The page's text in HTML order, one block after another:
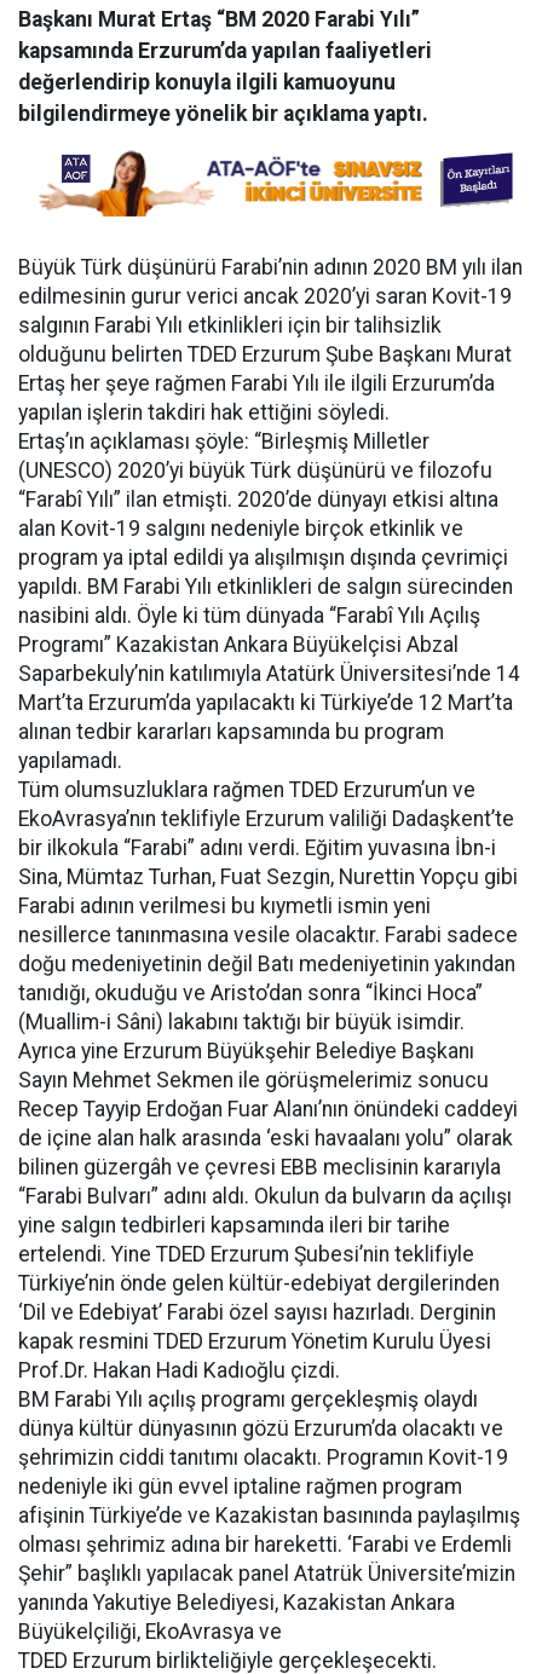
Başkanı Murat Ertaş “BM 2020 Farabi Yılı”
kapsamında Erzurum’da yapılan faaliyetleri
değerlendirip konuyla ilgili kamuoyunu
bilgilendirmeye yönelik bir açıklama yaptı.
Büyük Türk düşünürü Farabi’nin adının 2020 BM yılı ilan
edilmesinin gurur verici ancak 2020’yi saran Kovit-19
salgının Farabi Yılı etkinlikleri için bir talihsizlik
olduğunu belirten TDED Erzurum Şube Başkanı Murat
Ertaş her şeye rağmen Farabi Yılı ile ilgili Erzurum’da
yapılan işlerin takdiri hak ettiğini söyledi.
Ertaş’ın açıklaması şöyle: “Birleşmiş Milletler
(UNESCO) 2020’yi büyük Türk düşünürü ve filozofu
“Farabî Yılı” ilan etmişti. 2020’de dünyayı etkisi altına
alan Kovit-19 salgını nedeniyle birçok etkinlik ve
program ya iptal edildi ya alışılmışın dışında çevrimiçi
yapıldı. BM Farabi Yılı etkinlikleri de salgın sürecinden
nasibini aldı. Öyle ki tüm dünyada “Farabî Yılı Açılış
Programı” Kazakistan Ankara Büyükelçisi Abzal
Saparbekuly’nin katılımıyla Atatürk Üniversitesi’nde 14
Mart’ta Erzurum’da yapılacaktı ki Türkiye’de 12 Mart’ta
alınan tedbir kararları kapsamında bu program
yapılamadı.
Tüm olumsuzluklara rağmen TDED Erzurum’un ve
EkoAvrasya’nın teklifiyle Erzurum valiliği Dadaşkent’te
bir ilkokula “Farabi” adını verdi. Eğitim yuvasına İbn-i
Sina, Mümtaz Turhan, Fuat Sezgin, Nurettin Yopçu gibi
Farabi adının verilmesi bu kıymetli ismin yeni
nesillerce tanınmasına vesile olacaktır. Farabi sadece
doğu medeniyetinin değil Batı medeniyetinin yakından
tanıdığı, okuduğu ve Aristo’dan sonra “İkinci Hoca”
(Muallim-i Sâni) lakabını taktığı bir büyük isimdir.
Ayrıca yine Erzurum Büyükşehir Belediye Başkanı
Sayın Mehmet Sekmen ile görüşmelerimiz sonucu
Recep Tayyip Erdoğan Fuar Alanı’nın önündeki caddeyi
de içine alan halk arasında ‘eski havaalanı yolu” olarak
bilinen güzergâh ve çevresi EBB meclisinin kararıyla
“Farabi Bulvarı” adını aldı. Okulun da bulvarın da açılışı
yine salgın tedbirleri kapsamında ileri bir tarihe
ertelendi. Yine TDED Erzurum Şubesi’nin teklifiyle
Türkiye’nin önde gelen kültür-edebiyat dergilerinden
‘Dil ve Edebiyat’ Farabi özel sayısı hazırladı. Derginin
kapak resmini TDED Erzurum Yönetim Kurulu Üyesi
Prof.Dr. Hakan Hadi Kadıoğlu çizdi.
BM Farabi Yılı açılış programı gerçekleşmiş olaydı
dünya kültür dünyasının gözü Erzurum’da olacaktı ve
şehrimizin ciddi tanıtımı olacaktı. Programın Kovit-19
nedeniyle iki gün evvel iptaline rağmen program
afişinin Türkiye’de ve Kazakistan basınında paylaşılmış
olması şehrimiz adına bir hareketti. ‘Farabi ve Erdemli
Şehir” başlıklı yapılacak panel Atatrük Üniversite’mizin
yanında Yakutiye Belediyesi, Kazakistan Ankara
Büyükelçiliği, EkoAvrasya ve
TDED Erzurum birlikteliğiyle gerçekleşecekti.